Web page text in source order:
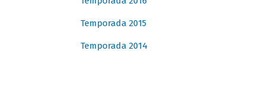
Temporada 2015
Temporada 2014